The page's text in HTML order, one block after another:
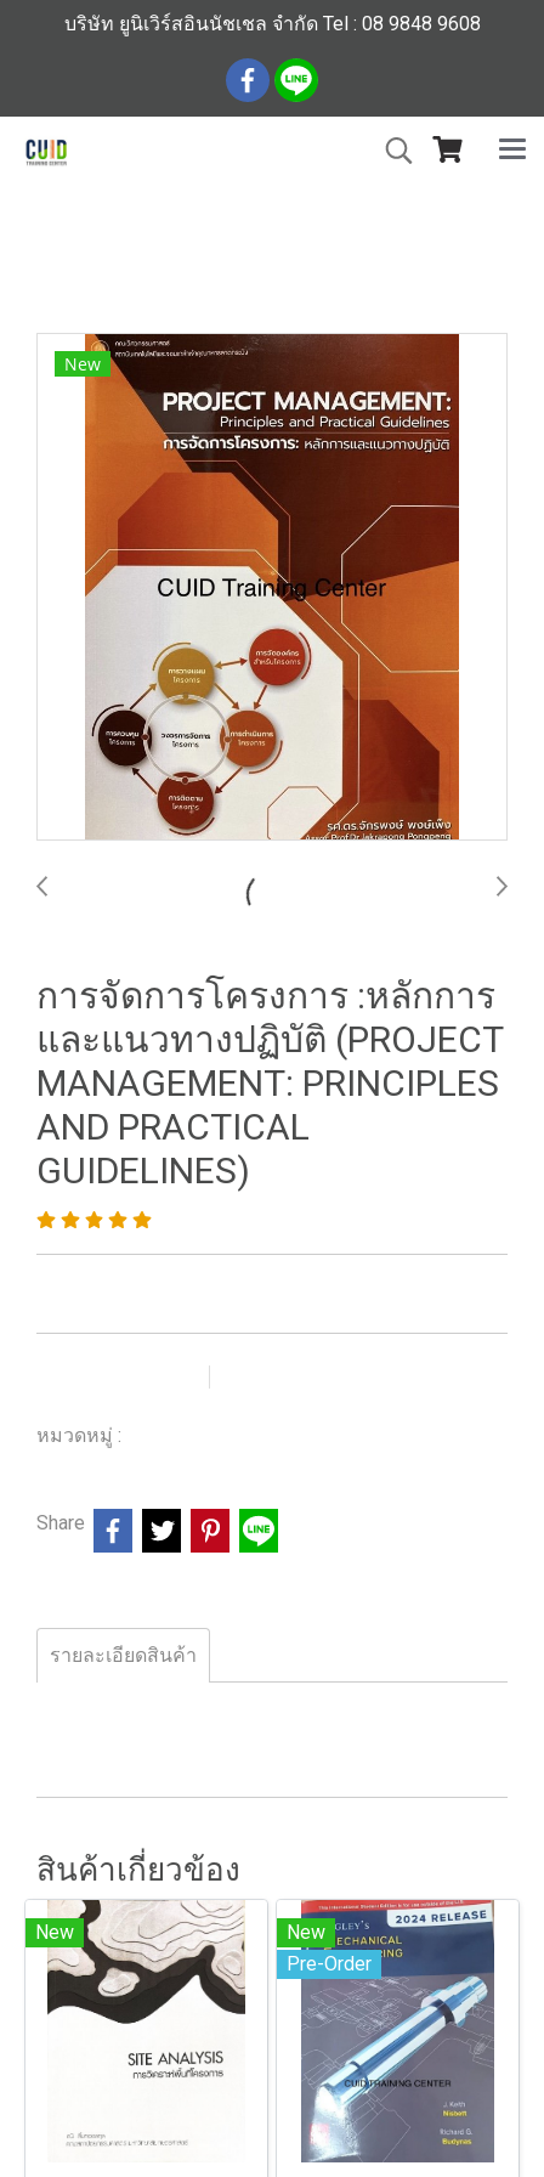
บริษัท ยูนิเวิร์สอินนัชเชล จำกัด Tel : 08 9848 9608
New
การจัดการโครงการ :หลักการ
และแนวทางปฏิบัติ (PROJECT
MANAGEMENT: PRINCIPLES
AND PRACTICAL
GUIDELINES)
หมวดหมู่ :
Share
รายละเอียดสินค้า
สินค้าเกี่ยวข้อง
New
New
Pre-Order